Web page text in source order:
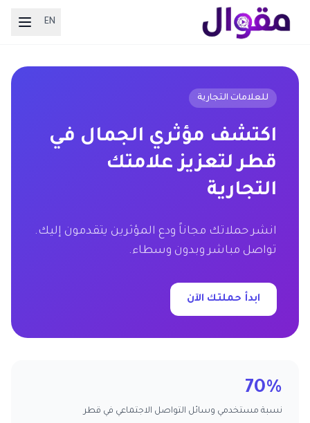
EN
للعلامات التجارية
اكتشف مؤثري الجمال في
قطر لتعزيز علامتك
التجارية
انشر حملاتك مجاناً ودع المؤثرين يتقدمون إليك.
تواصل مباشر وبدون وسطاء.
ابدأ حملتك الآن
70%
نسبة مستخدمي وسائل التواصل الاجتماعي في قطر